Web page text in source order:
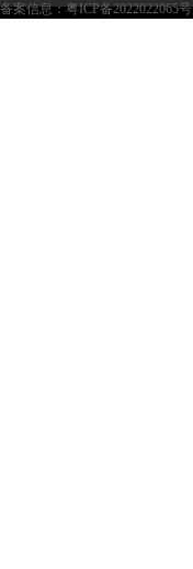
备案信息：粤ICP备2022022065号